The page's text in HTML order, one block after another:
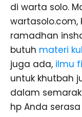
di warta solo.
ramadhan
butuh materi
juga ada, ilmu
untuk khutbah
dalam
hp Anda